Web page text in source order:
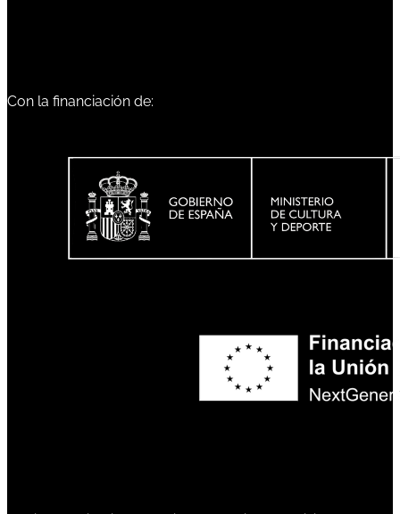
Con la financiación de: